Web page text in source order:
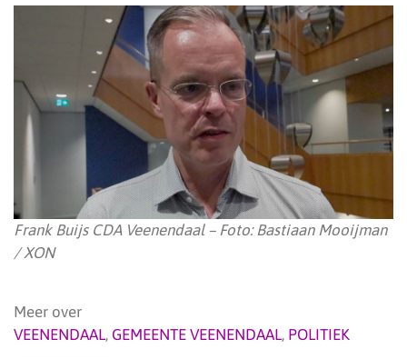
Frank Buijs CDA Veenendaal – Foto: Bastiaan Mooijman
/ XON
Meer over
VEENENDAAL, GEMEENTE VEENENDAAL, POLITIEK